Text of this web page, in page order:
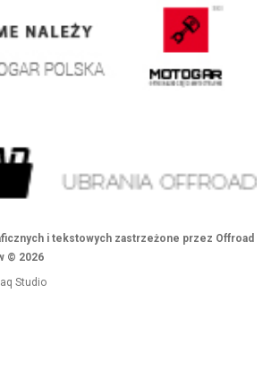
i tekstowych zastrzeżone przez Offroad
© 2026
Studio